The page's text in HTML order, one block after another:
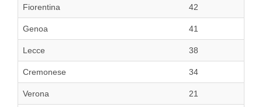
Fiorentina 42
Genoa 41
Lecce 38
Cremonese 34
Verona 21